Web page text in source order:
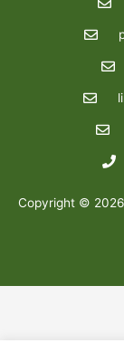
Copyright © 2026